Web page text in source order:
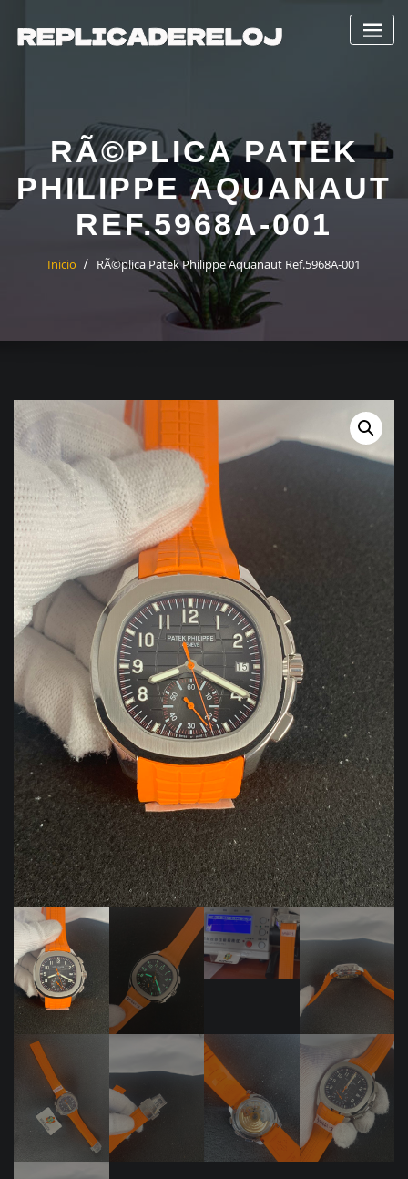
contenido
RÃ©PLICA PATEK
PHILIPPE AQUANAUT
REF.5968A-001
Inicio RÃ©plica Patek Philippe Aquanaut Ref.5968A-001